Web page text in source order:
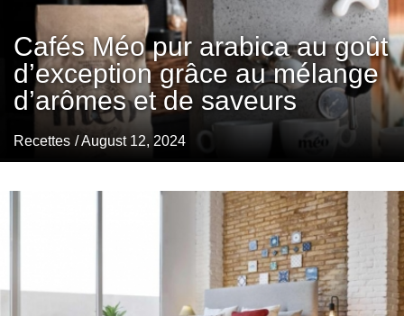
Cafés Méo pur arabica au goût
d’exception grâce au mélange
d’arômes et de saveurs
Recettes / August 12, 2024